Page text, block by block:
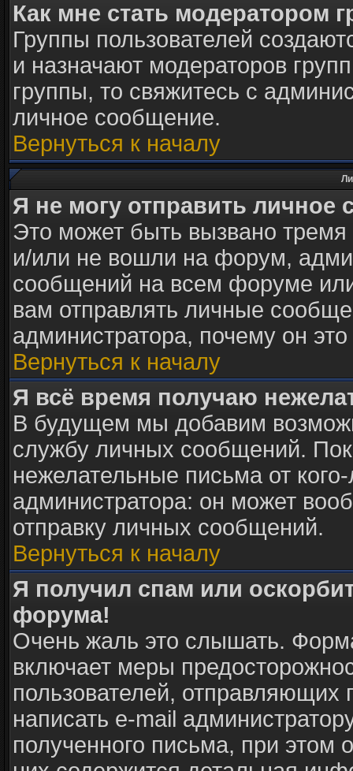
Как мне стать модератором
Группы пользователей
и назначают модераторов
группы, то свяжитесь с
личное сообщение.
Вернуться к началу
Я не могу отправить личное
Это может быть вызвано
и/или не вошли на форум,
сообщений на всем форуме
вам отправлять личные
администратора, почему он
Вернуться к началу
Я всё время получаю
В будущем мы добавим
службу личных сообщений.
нежелательные письма от
администратора: он может
отправку личных сообщений.
Вернуться к началу
Я получил спам или
форума!
Очень жаль это слышать.
включает меры
пользователей,
написать e-mail
полученного письма, при этом